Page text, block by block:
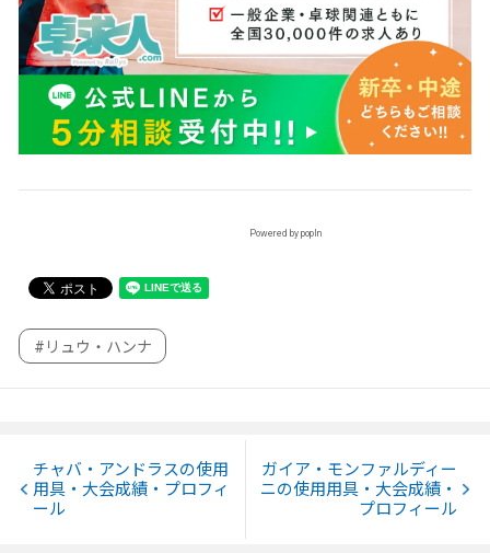
Powered by popIn
#リュウ・ハンナ
チャバ・アンドラスの使用
用具・大会成績・プロフィ
ール
ガイア・モンファルディー
ニの使用用具・大会成績・
プロフィール